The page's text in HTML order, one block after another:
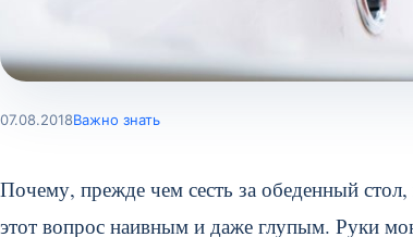
07.08.2018Важно знать
Почему, прежде чем сесть за обеденный
этот вопрос наивным и даже глупым. Руки